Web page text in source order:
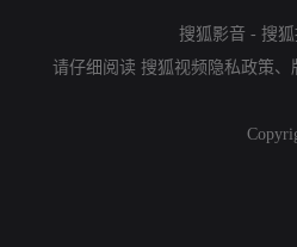
搜狐影音 - 搜
请仔细阅读 搜狐视频隐私政策、